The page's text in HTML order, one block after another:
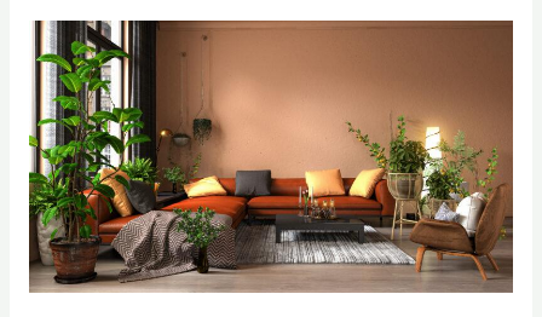
Einladende
Stimmung:
Mit
wenig
Aufwand
zur
perfekten
Atmosphäre